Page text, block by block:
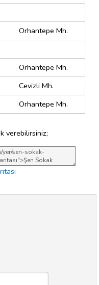
Orhantepe Mh.
Orhantepe Mh.
Cevizli Mh.
Orhantepe Mh.
verebilirsiniz;